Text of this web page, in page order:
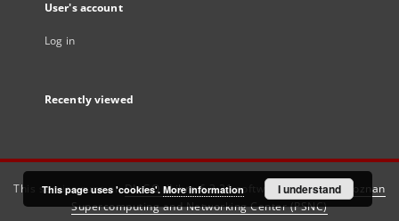
User's account
Log in
Recently viewed
This service runs onDInGO dLibra 6.3.21software created by
Poznan
Supercomputing and Networking Center (PSNC)
This page uses 'cookies'. More information I understand